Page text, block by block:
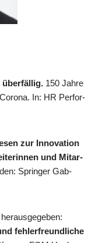
über­fäl­lig. 150 Jah­re
In: HR Per­for­
zur Inno­va­ti­on
und Mit­ar­
Sprin­ger Gab­
feh­ler­freund­li­che